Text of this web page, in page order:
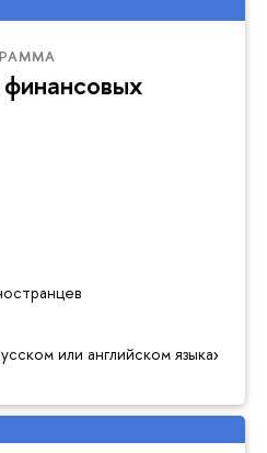
или английском языках